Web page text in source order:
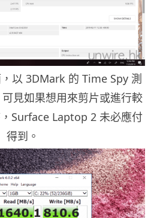
以 3DMark 的 Time Spy 測
見如果想用來剪片或進行較
Surface Laptop 2 未必應付
得到。